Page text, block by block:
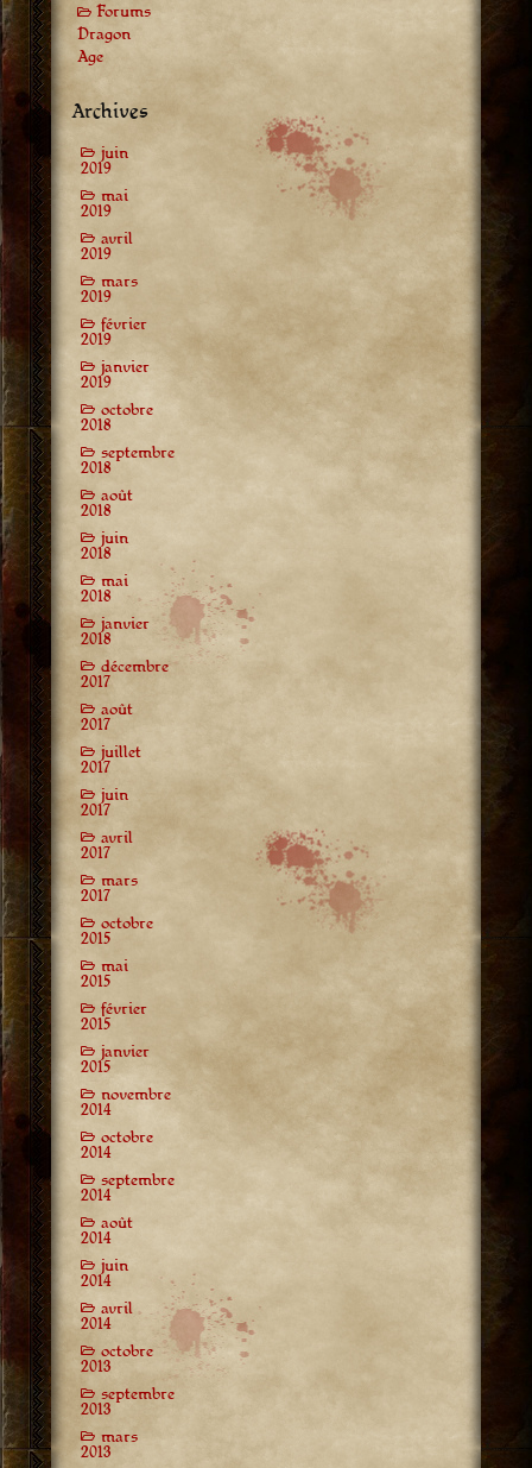
Forums
Dragon
Age
Archives
juin
2019
mai
2019
avril
2019
mars
2019
février
2019
janvier
2019
octobre
2018
septembre
2018
août
2018
juin
2018
mai
2018
janvier
2018
décembre
2017
août
2017
juillet
2017
juin
2017
avril
2017
mars
2017
octobre
2015
mai
2015
février
2015
janvier
2015
novembre
2014
octobre
2014
septembre
2014
août
2014
juin
2014
avril
2014
octobre
2013
septembre
2013
mars
2013